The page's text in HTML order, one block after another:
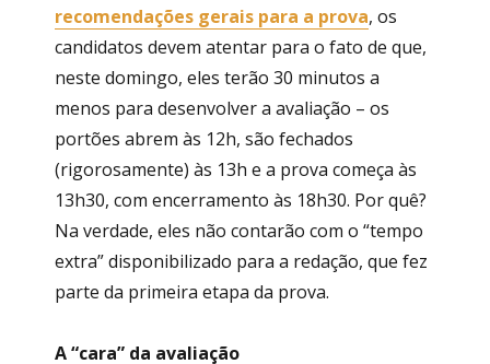
recomendações gerais para a prova, os
candidatos devem atentar para o fato de que,
neste domingo, eles terão 30 minutos a
menos para desenvolver a avaliação – os
portões abrem às 12h, são fechados
(rigorosamente) às 13h e a prova começa às
13h30, com encerramento às 18h30. Por quê?
Na verdade, eles não contarão com o “tempo
extra” disponibilizado para a redação, que fez
parte da primeira etapa da prova.
A “cara” da avaliação